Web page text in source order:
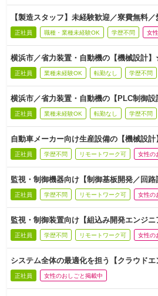
【製造スタッフ】未経験歓迎／寮費無料
正社員 職種・業種未経験OK 学歴不問 女
横浜市／省力装置・自動機の【機械設計
正社員 業種未経験OK 転勤なし 学歴不問
横浜市／省力装置・自動機の【PLC制御
正社員 業種未経験OK 転勤なし 学歴不問
自動車メーカー向け生産設備の【機械設
正社員 学歴不問 リモートワーク可 女性の
監視・制御機器向け【制御基板開発／回
正社員 学歴不問 リモートワーク可 女性の
監視・制御装置向け【組込み開発エンジ
正社員 学歴不問 リモートワーク可 女性の
システム全体の最適化を担う【クラウド
正社員 女性のおしごと掲載中